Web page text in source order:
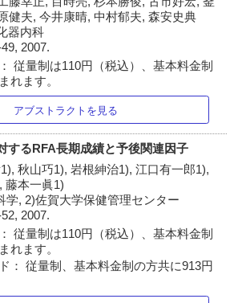
健夫, 今井康晴, 中村郁夫, 森安史典
器内科
2007.
従量制は110円（税込）、基本料金制
れます。
アブストラクトを見る
するRFA長期成績と予後関連因子
秋山巧1), 岩根紳治1), 江口有一郎1),
藤本一眞1)
学, 2)佐賀大学保健管理センター
2007.
従量制は110円（税込）、基本料金制
れます。
： 従量制、基本料金制の方共に913円